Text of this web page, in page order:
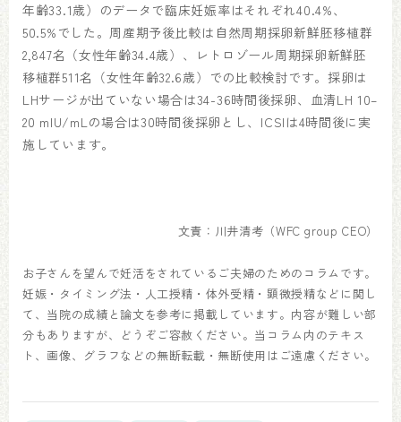
年齢33.1歳）のデータで臨床妊娠率はそれぞれ40.4%、
50.5%でした。周産期予後比較は自然周期採卵新鮮胚移植群
2,847名（女性年齢34.4歳）、レトロゾール周期採卵新鮮胚
移植群511名（女性年齢32.6歳）での比較検討です。採卵は
LHサージが出ていない場合は34-36時間後採卵、血清LH 10–
20 mIU/mLの場合は30時間後採卵とし、ICSIは4時間後に実
施しています。
文責：川井清考（WFC group CEO）
お子さんを望んで妊活をされているご夫婦のためのコラムです。
妊娠・タイミング法・人工授精・体外受精・顕微授精などに関し
て、当院の成績と論文を参考に掲載しています。内容が難しい部
分もありますが、どうぞご容赦ください。当コラム内のテキス
ト、画像、グラフなどの無断転載・無断使用はご遠慮ください。